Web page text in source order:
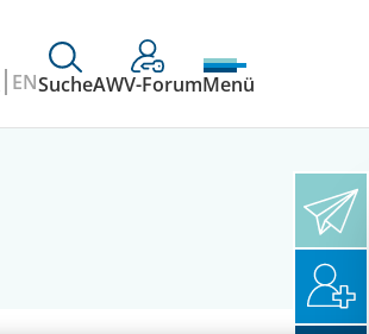
ENSucheAWV-ForumMenü